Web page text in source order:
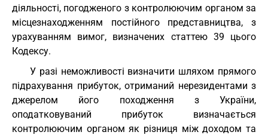
діяльності, погодженого з контролюючим органом за
місцезнаходженням постійного представництва, з
урахуванням вимог, визначених статтею 39 цього
Кодексу.
У разі неможливості визначити шляхом прямого
підрахування прибуток, отриманий нерезидентами з
джерелом його походження з України,
оподатковуваний прибуток визначається
контролюючим органом як різниця між доходом та